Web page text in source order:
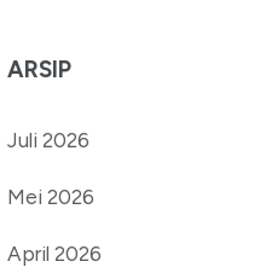
ARSIP
Juli 2026
Mei 2026
April 2026